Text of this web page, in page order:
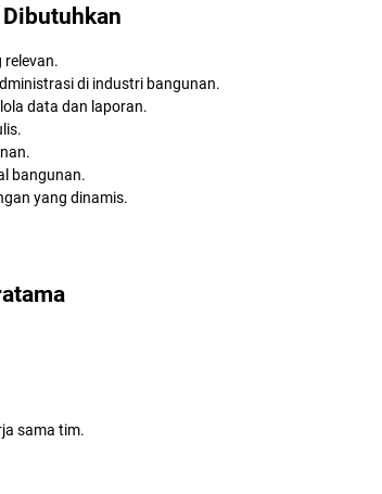
relevan.
di industri bangunan.
data dan laporan.
bangunan.
yang dinamis.
sama tim.